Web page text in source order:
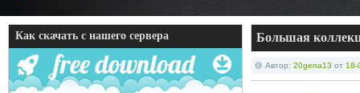
Как скачать с нашего сервера Большая
Автор: 20gena13 от 18-